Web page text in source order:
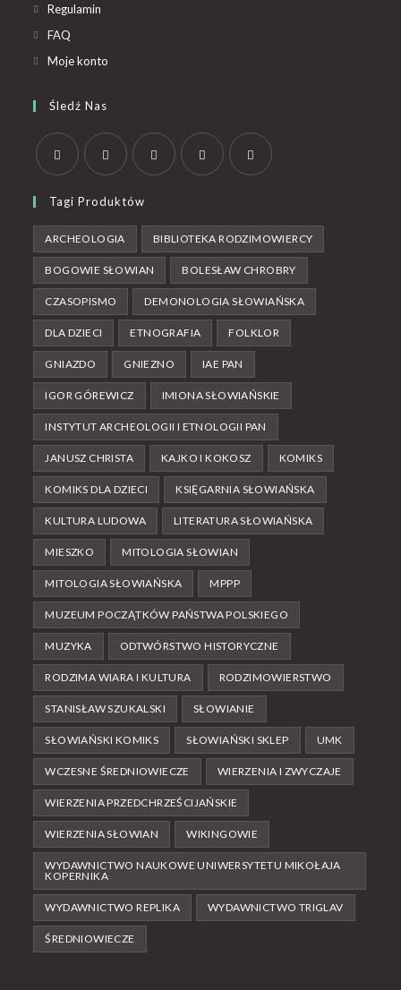
Regulamin
FAQ
Moje konto
Śledź Nas
Tagi Produktów
ARCHEOLOGIA BIBLIOTEKA RODZIMOWIERCY
BOGOWIE SŁOWIAN BOLESŁAW CHROBRY
CZASOPISMO DEMONOLOGIA SŁOWIAŃSKA
DLA DZIECI ETNOGRAFIA FOLKLOR
GNIAZDO GNIEZNO IAE PAN
IGOR GÓREWICZ IMIONA SŁOWIAŃSKIE
INSTYTUT ARCHEOLOGII I ETNOLOGII PAN
JANUSZ CHRISTA KAJKO I KOKOSZ KOMIKS
KOMIKS DLA DZIECI KSIĘGARNIA SŁOWIAŃSKA
KULTURA LUDOWA LITERATURA SŁOWIAŃSKA
MIESZKO MITOLOGIA SŁOWIAN
MITOLOGIA SŁOWIAŃSKA MPPP
MUZEUM POCZĄTKÓW PAŃSTWA POLSKIEGO
MUZYKA ODTWÓRSTWO HISTORYCZNE
RODZIMA WIARA I KULTURA RODZIMOWIERSTWO
STANISŁAW SZUKALSKI SŁOWIANIE
SŁOWIAŃSKI KOMIKS SŁOWIAŃSKI SKLEP UMK
WCZESNE ŚREDNIOWIECZE WIERZENIA I ZWYCZAJE
WIERZENIA PRZEDCHRZEŚCIJAŃSKIE
WIERZENIA SŁOWIAN WIKINGOWIE
WYDAWNICTWO NAUKOWE UNIWERSYTETU MIKOŁAJA
KOPERNIKA
WYDAWNICTWO REPLIKA WYDAWNICTWO TRIGLAV
ŚREDNIOWIECZE